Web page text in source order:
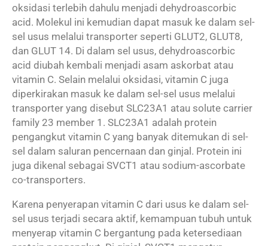
oksidasi terlebih dahulu menjadi dehydroascorbic
acid. Molekul ini kemudian dapat masuk ke dalam sel-
sel usus melalui transporter seperti GLUT2, GLUT8,
dan GLUT 14. Di dalam sel usus, dehydroascorbic
acid diubah kembali menjadi asam askorbat atau
vitamin C. Selain melalui oksidasi, vitamin C juga
diperkirakan masuk ke dalam sel-sel usus melalui
transporter yang disebut SLC23A1 atau solute carrier
family 23 member 1. SLC23A1 adalah protein
pengangkut vitamin C yang banyak ditemukan di sel-
sel dalam saluran pencernaan dan ginjal. Protein ini
juga dikenal sebagai SVCT1 atau sodium-ascorbate
co-transporters.
Karena penyerapan vitamin C dari usus ke dalam sel-
sel usus terjadi secara aktif, kemampuan tubuh untuk
menyerap vitamin C bergantung pada ketersediaan